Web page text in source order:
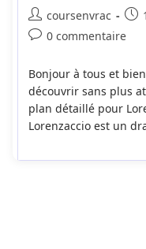
Auteur/autrice
de
coursenvrac
Commentaires
la
publication :
0 commentaire
Bonjour à tous et
découvrir sans plus
plan détaillé pour
Lorenzaccio est un